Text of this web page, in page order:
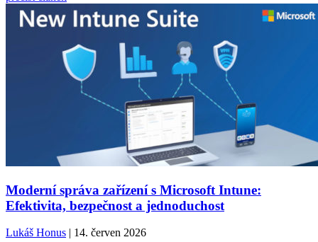
Moderní správa zařízení s Microsoft Intune:
Efektivita, bezpečnost a jednoduchost
Lukáš Honus | 14. červen 2026